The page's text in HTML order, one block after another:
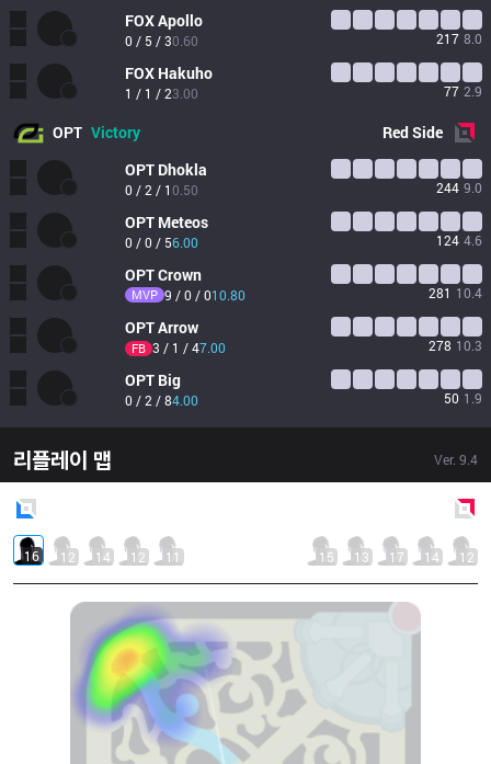
FOXApollo
0 / 5 / 30.60 217 8.0
FOX Hakuho
1 / 1 / 23.00 77 2.9
OPT Victory RedSide
OPT Dhokla
0 / 2 / 10.50 244 9.0
OPT Meteos
0 / 0 / 56.00 124 4.6
OPTCrown
MVP 9 / 0 / 010.80 281 10.4
OPTArrow
FB 3 / 1 / 47.00 278 10.3
OPT Big
0 / 2 / 84.00 50 1.9
리플레이 맵 Ver. 9.4
16 12 14 12 11 15 13 17 14 12